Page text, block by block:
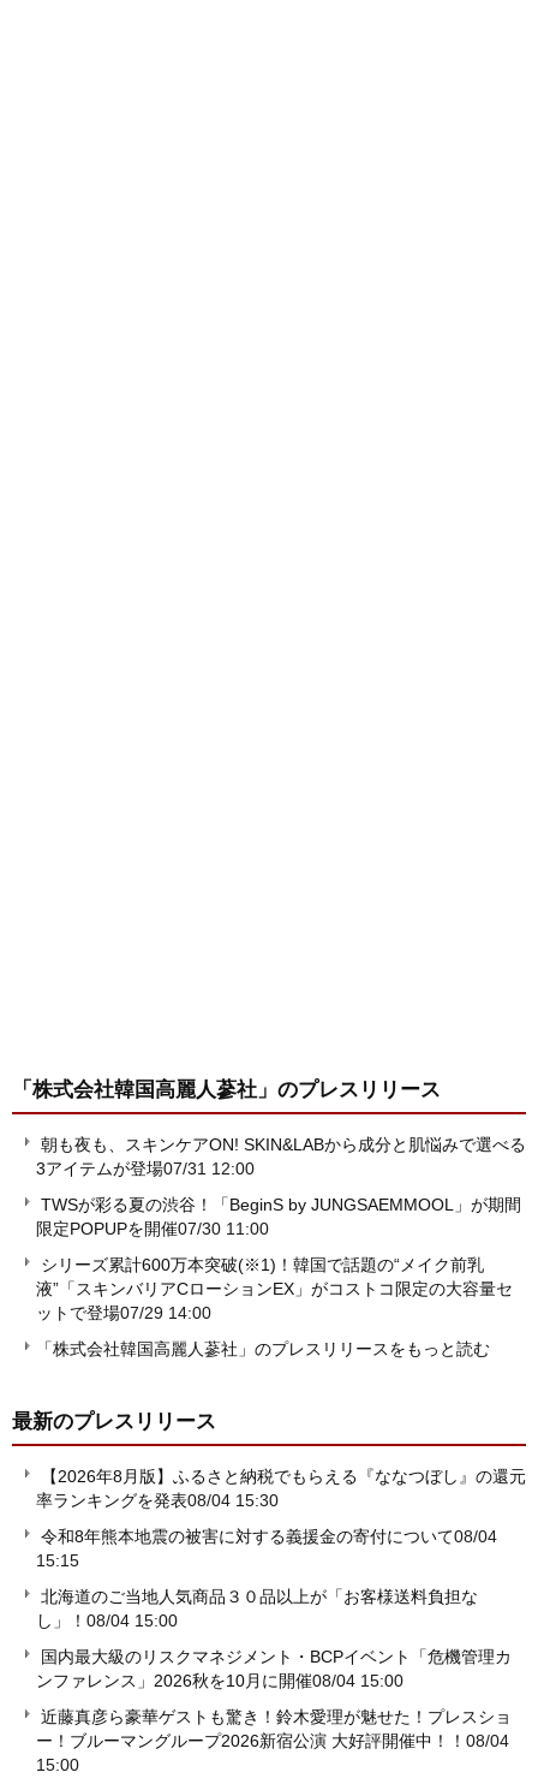
「株式会社韓国高麗人蔘社」 のプレスリリース
朝も夜も、スキンケアON! SKIN&LABから成分と肌悩みで選べる
3アイテムが登場07/31 12:00
TWSが彩る夏の渋谷！「BeginS by JUNGSAEMMOOL」が期間
限定POPUPを開催07/30 11:00
シリーズ累計600万本突破(※1)！韓国で話題の“メイク前乳
液”「スキンバリアCローションEX」がコストコ限定の大容量セ
ットで登場07/29 14:00
「株式会社韓国高麗人蔘社」のプレスリリースをもっと読む
最新のプレスリリース
【2026年8月版】ふるさと納税でもらえる『ななつぼし』の還元
率ランキングを発表08/04 15:30
令和8年熊本地震の被害に対する義援金の寄付について08/04
15:15
北海道のご当地人気商品３０品以上が「お客様送料負担な
し」！ 08/04 15:00
国内最大級のリスクマネジメント・BCPイベント「危機管理カ
ンファレンス」2026秋を10月に開催08/04 15:00
近藤真彦ら豪華ゲストも驚き！鈴木愛理が魅せた！プレスショ
ー！ブルーマングループ2026新宿公演 大好評開催中！！ 08/04
15:00